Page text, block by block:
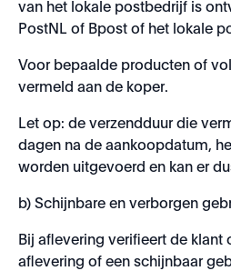
van het lokale postbedrijf is
PostNL of Bpost of het lokale
Voor bepaalde producten of
vermeld aan de koper.
Let op: de verzendduur die
dagen na de aankoopdatum,
worden uitgevoerd en kan er
b) Schijnbare en verborgen
Bij aflevering verifieert de
aflevering of een schijnbaar